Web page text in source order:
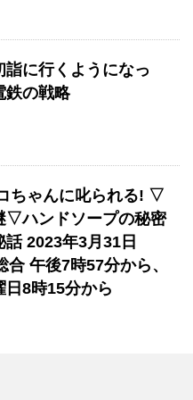
詣に行くようになっ
の戦略
ちゃんに叱られる! ▽
▽ハンドソープの秘密
2023年3月31日
合 午後7時57分から、
日8時15分から